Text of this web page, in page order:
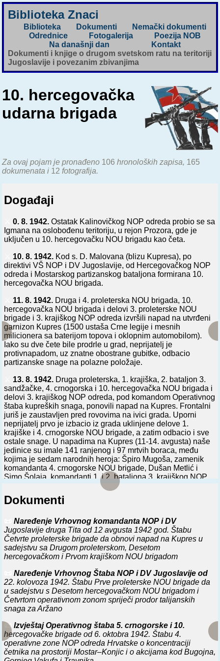
Biblioteka Znaci
Biblioteka Dokumenti
Nemački dokumenti
Odrednice
Fotogalerija
Poezija NOB
Na današnji dan
Kontakt
Dokumenti i knjige o drugom svetskom ratu na teritoriji
Jugoslavije i povezanim zbivanjima
10. hercegovačka
udarna brigada
Za ovaj pojam je pronađeno 106 hronoloških zapisa, 165
dokumenata i 12 fotografija.
Događaji
0. 8. 1942. Ostatak Kalinovičkog NOP odreda probio se sa
Igmana na oslobođenu teritoriju, u rejon Prozora, gde je
uključen u 10. hercegovačku NOU brigadu kao četa.
10. 8. 1942. Kod s. D. Malovana (blizu Kupresa), po
direktivi VŠ NOP i DV Jugoslavije, od Hercegovačkog NOP
odreda i Mostarskog partizanskog bataljona formirana 10.
hercegovačka NOU brigada.
11. 8. 1942. Druga i 4. proleterska NOU brigada, 10.
hercegovačka NOU brigada i delovi 3. proleterske NOU
brigade i 3. krajiškog NOP odreda izvršili napad na utvrđeni
garnizon Kupres (1500 ustaša Crne legije i mesnih
milicionera sa baterijom topova i oklopnim automobilom).
Iako su dve čete bile prodrle u grad, neprijatelj je
protivnapadom, uz znatne obostrane gubitke, odbacio
partizanske snage na polazne položaje.
13. 8. 1942. Druga proleterska, 1. krajiška, 2. bataljon 3.
sandžačke, 4. crnogorska i 10. hercegovačka NOU brigada i
delovi 3. krajiškog NOP odreda, pod komandom Operativnog
štaba kupreških snaga, ponovili napad na Kupres. Frontalni
juriš je zaustavljen pred rovovima na ivici grada. Uporni
neprijatelj prvo je izbacio iz grada uklinjene delove 1.
krajiške i 4. crnogorske NOU brigade, a zatim odbacio i sve
ostale snage. U napadima na Kupres (11-14. avgusta) naše
jedinice su imale 141 ranjenog i 97 mrtvih boraca, među
kojima je sedam narodnih heroja: Špiro Mugoša, zamenik
komandanta 4. crnogorske NOU brigade, Dušan Metlić i
Simo Šolaja, komandanti 1. i 2. bataljona 3. krajiškog NOP
odreda, Mašo Brguljan i Sekula Popović, politički komesari
četa, Jelica Mašković Jeja, desetar, i Đuro Petrović,
puškomitraljezac - svi iz 4. crnogorske NOU brigade. Gubici
⚔️ 22. 8. 1942. Formiran Operativni štab južne grupe brigada
(1. proleterska, 1. dalmatinska i 10. hercegovačka NOU
brigada i 5. krajiški i Južnodalmatinski NOP odred) sa
zadatkom da objedini komandu u predelu Livno, Duvno,
Mostara.
⚔️ 14. 9. 1942. Po naređenju Vrhovni štab NOP i DV
Jugoslavije, u cilju razvijanja dejstava prema Bugojnu,
Travniku i Fojnici, formiran Operativni štab Udarne grupe
mesne jedinice 3. krajiškog NOP odreda).
⚔️ 19. 9. 1942. Delovi 5. crnogorske i 10. hercegovačke NOU
brigade u kraćoj borbi razbili posadu od oko 300 domobrana,
Dokumenti
Naređenje Vrhovnog komandanta NOP i DV
Jugoslavije druga Tita od 12 avgusta 1942 god. Štabu
Četvrte proleterske brigade da obnovi napad na Kupres u
sadejstvu sa Drugom proleterskom, Desetom
hercegovačkom i Prvom krajiškom NOU brigadom
Naređenje Vrhovnog Štaba NOP i DV Jugoslavije od
22. kolovoza 1942. Štabu Prve proleterske NOU brigade da
u sadejstvu s Desetom hercegovačkom NOU brigadom i
Četvrtom operativnom zonom spriječi prodor talijanskih
snaga za Aržano
📜 Izvještaj Operativnog štaba 5. crnogorske i 10.
hercegovačke brigade od 6. oktobra 1942. Štabu 4.
operativne zone NOP odreda Hrvatske o koncentraciji
četnika na prostoriji Mostar–Konjic i o akcijama kod Bugojna,